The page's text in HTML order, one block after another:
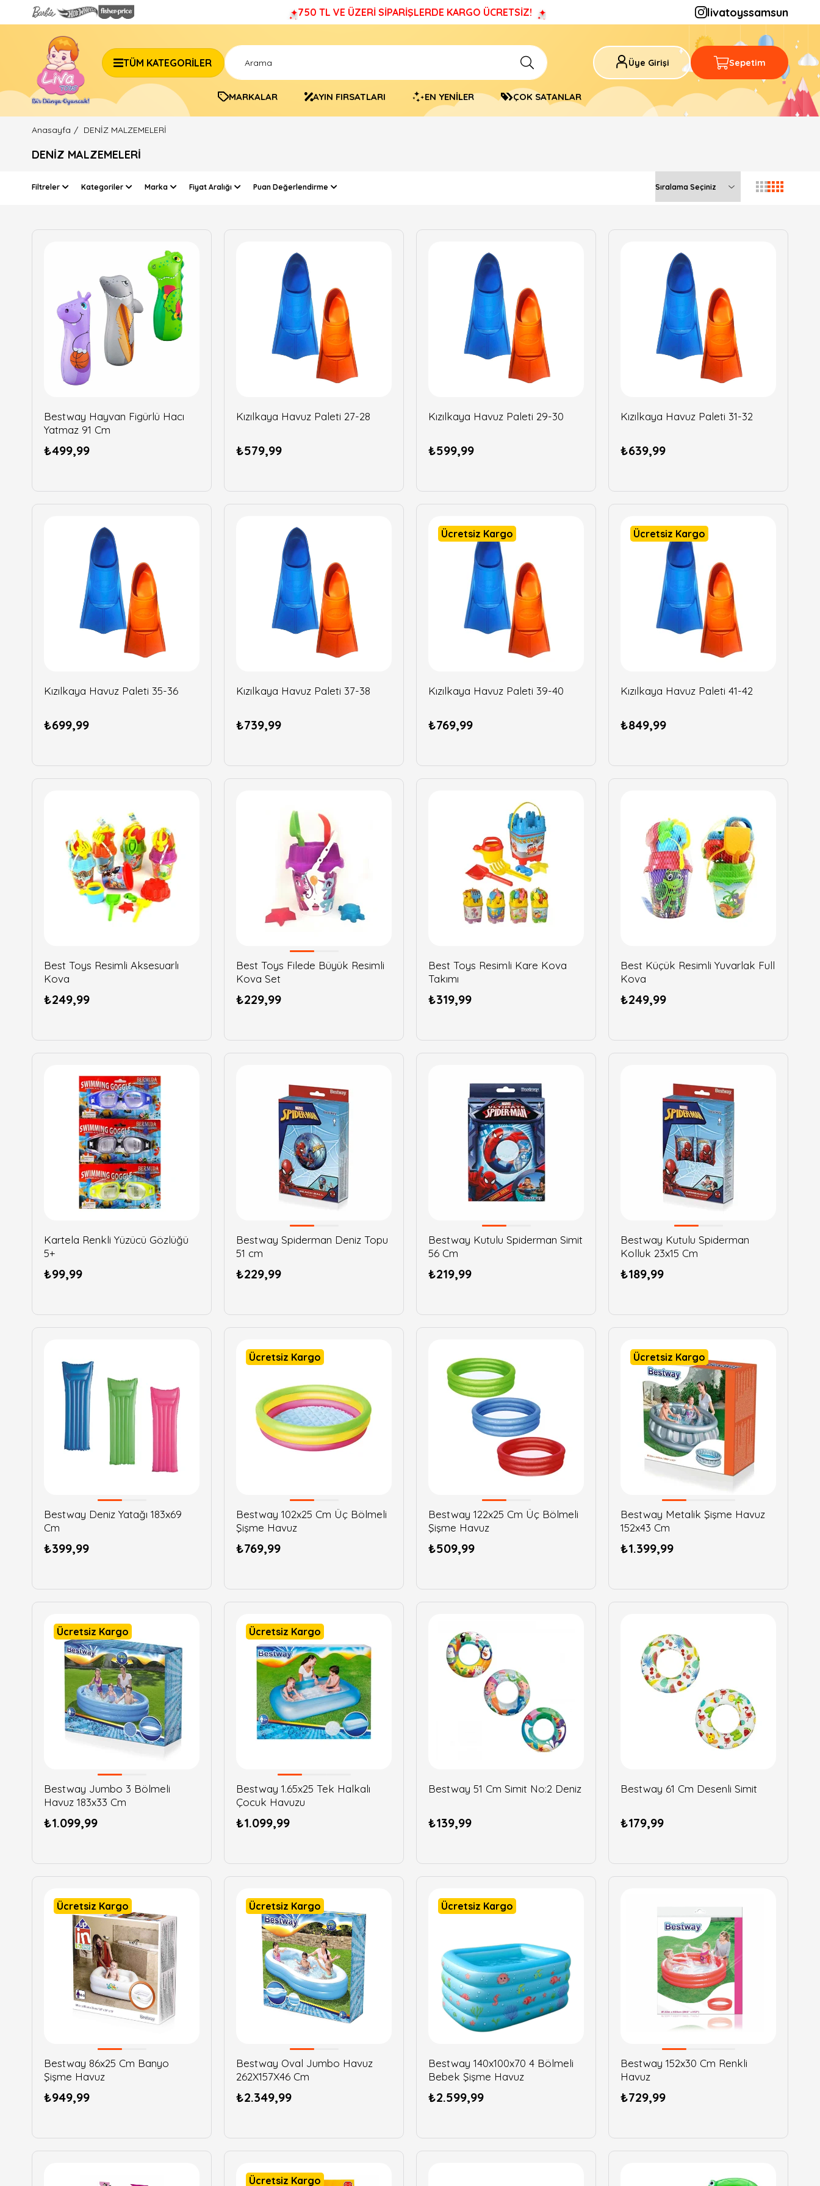
750 TL VE ÜZERİ SİPARİŞLERDE KARGO ÜCRETSİZ! livatoyssamsun
TÜM KATEGORİLER Üye Girişi Sepetim
MARKALAR AYIN FIRSATLARI EN YENİLER ÇOK SATANLAR
Anasayfa DENİZ MALZEMELERİ
DENİZ MALZEMELERİ
Filtreler Kategoriler Marka Fiyat Aralığı Puan Değerlendirme
Bestway Hayvan Figürlü Hacı
Yatmaz 91 Cm
₺499,99
Kızılkaya Havuz Paleti 27-28
₺579,99
Kızılkaya Havuz Paleti 29-30
₺599,99
Kızılkaya Havuz Paleti 31-32
₺639,99
Kızılkaya Havuz Paleti 35-36
₺699,99
Kızılkaya Havuz Paleti 37-38
₺739,99
Kızılkaya Havuz Paleti 39-40
₺769,99
Ücretsiz Kargo
Kızılkaya Havuz Paleti 41-42
₺849,99
Ücretsiz Kargo
Best Toys Resimli Aksesuarlı
Kova
₺249,99
Best Toys Filede Büyük Resimli
Kova Set
₺229,99
Best Toys Resimli Kare Kova
Takımı
₺319,99
Best Küçük Resimli Yuvarlak Full
Kova
₺249,99
Kartela Renkli Yüzücü Gözlüğü
5+
₺99,99
Bestway Spiderman Deniz Topu
51 cm
₺229,99
Bestway Kutulu Spiderman Simit
56 Cm
₺219,99
Bestway Kutulu Spiderman
Kolluk 23x15 Cm
₺189,99
Bestway Deniz Yatağı 183x69
Cm
₺399,99
Bestway 102x25 Cm Üç Bölmeli
Şişme Havuz
₺769,99
Ücretsiz Kargo
Bestway 122x25 Cm Üç Bölmeli
Şişme Havuz
₺509,99
Bestway Metalik Şişme Havuz
152x43 Cm
₺1.399,99
Ücretsiz Kargo
Bestway Jumbo 3 Bölmeli
Havuz 183x33 Cm
₺1.099,99
Ücretsiz Kargo
Bestway 1.65x25 Tek Halkalı
Çocuk Havuzu
₺1.099,99
Ücretsiz Kargo
Bestway 51 Cm Simit No:2 Deniz
₺139,99
Bestway 61 Cm Desenli Simit
₺179,99
Bestway 86x25 Cm Banyo
Şişme Havuz
₺949,99
Ücretsiz Kargo
Bestway Oval Jumbo Havuz
262X157X46 Cm
₺2.349,99
Ücretsiz Kargo
Bestway 140x100x70 4 Bölmeli
Bebek Şişme Havuz
₺2.599,99
Ücretsiz Kargo
Bestway 152x30 Cm Renkli
Havuz
₺729,99
Ücretsiz Kargo